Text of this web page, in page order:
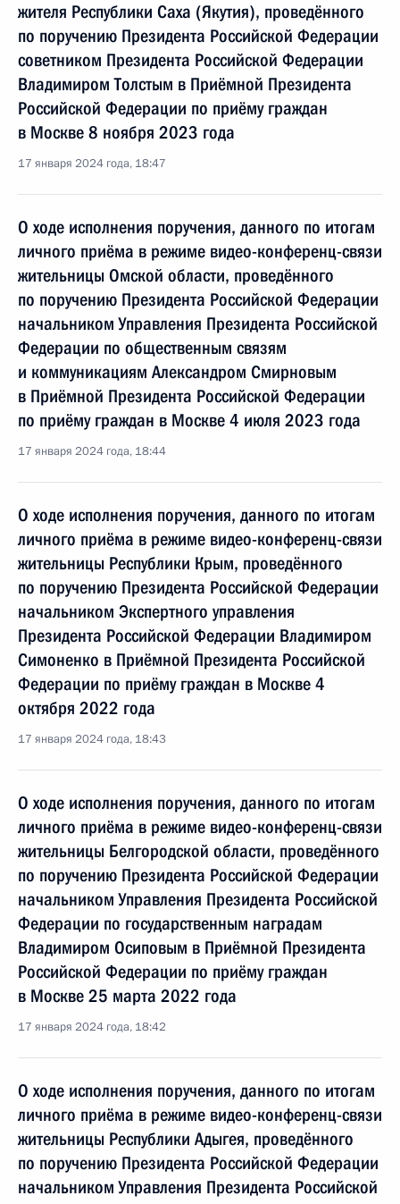
жителя Республики Саха (Якутия), проведённого
по поручению Президента Российской Федерации
советником Президента Российской Федерации
Владимиром Толстым в Приёмной Президента
Российской Федерации по приёму граждан
в Москве 8 ноября 2023 года
17 января 2024 года, 18:47
О ходе исполнения поручения, данного по итогам
личного приёма в режиме видео-конференц-связи
жительницы Омской области, проведённого
по поручению Президента Российской Федерации
начальником Управления Президента Российской
Федерации по общественным связям
и коммуникациям Александром Смирновым
в Приёмной Президента Российской Федерации
по приёму граждан в Москве 4 июля 2023 года
17 января 2024 года, 18:44
О ходе исполнения поручения, данного по итогам
личного приёма в режиме видео-конференц-связи
жительницы Республики Крым, проведённого
по поручению Президента Российской Федерации
начальником Экспертного управления
Президента Российской Федерации Владимиром
Симоненко в Приёмной Президента Российской
Федерации по приёму граждан в Москве 4
октября 2022 года
17 января 2024 года, 18:43
О ходе исполнения поручения, данного по итогам
личного приёма в режиме видео-конференц-связи
жительницы Белгородской области, проведённого
по поручению Президента Российской Федерации
начальником Управления Президента Российской
Федерации по государственным наградам
Владимиром Осиповым в Приёмной Президента
Российской Федерации по приёму граждан
в Москве 25 марта 2022 года
17 января 2024 года, 18:42
О ходе исполнения поручения, данного по итогам
личного приёма в режиме видео-конференц-связи
жительницы Республики Адыгея, проведённого
по поручению Президента Российской Федерации
начальником Управления Президента Российской